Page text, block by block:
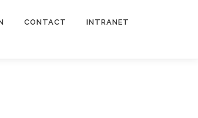
CONTACT INTRANET